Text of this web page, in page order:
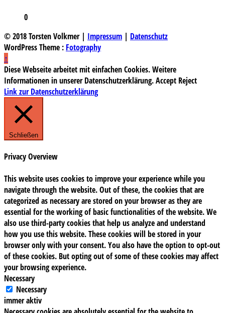
0
© 2018 Torsten Volkmer | Impressum | Datenschutz
WordPress Theme : Fotography
↑
Diese Webseite arbeitet mit einfachen Cookies. Weitere
Informationen in unserer Datenschutzerklärung.Accept Reject
Link zur Datenschutzerklärung
Schließen
Privacy Overview
This website uses cookies to improve your experience while you
navigate through the website. Out of these, the cookies that are
categorized as necessary are stored on your browser as they are
essential for the working of basic functionalities of the website. We
also use third-party cookies that help us analyze and understand
how you use this website. These cookies will be stored in your
browser only with your consent. You also have the option to opt-out
of these cookies. But opting out of some of these cookies may affect
your browsing experience.
Necessary
Necessary
immer aktiv